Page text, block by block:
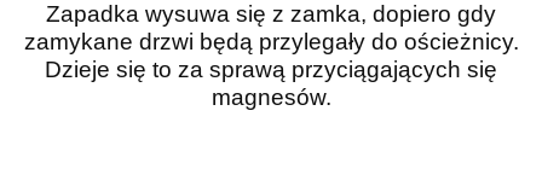
Zapadka wysuwa się z zamka, dopiero gdy
zamykane drzwi będą przylegały do ościeżnicy.
Dzieje się to za sprawą przyciągających się
magnesów.